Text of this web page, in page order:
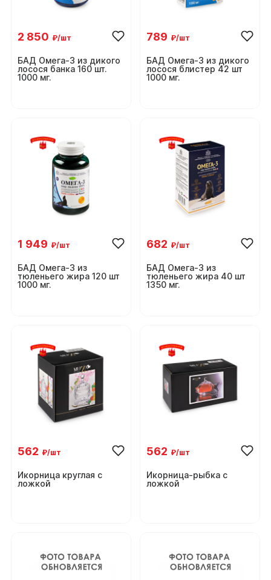
2 850 ₽/шт
БАД Омега-3 из дикого
лосося банка 160 шт.
1000 мг.
789 ₽/шт
БАД Омега-3 из дикого
лосося блистер 42 шт
1000 мг.
1 949 ₽/шт
БАД Омега-3 из
тюленьего жира 120 шт
1000 мг.
682 ₽/шт
БАД Омега-3 из
тюленьего жира 40 шт
1350 мг.
562 ₽/шт
Икорница круглая с
ложкой
562 ₽/шт
Икорница-рыбка с
ложкой